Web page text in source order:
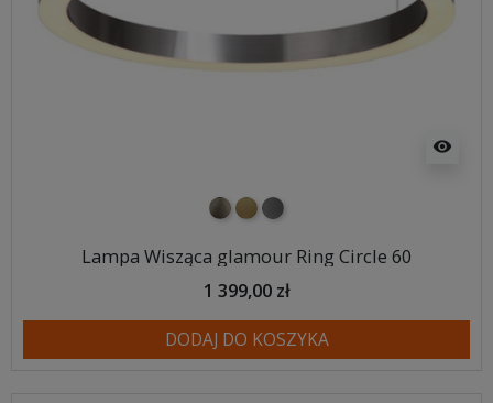
visibility
nikiel szczotkowany
mosiądz szczotkowany
tytan szczotkowany
Lampa Wisząca glamour Ring Circle 60
1 399,00 zł
DODAJ DO KOSZYKA